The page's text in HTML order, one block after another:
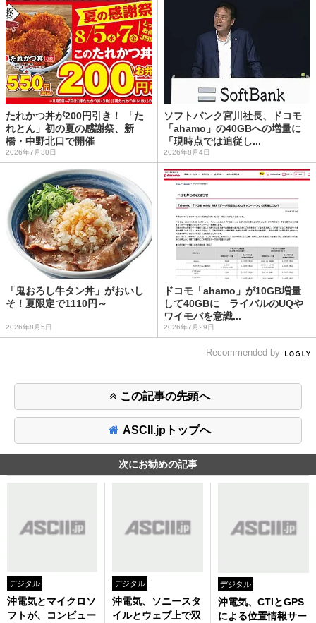
たれかつ丼が200円引き！ 「た
れとん」初の夏の感謝祭、新
橋・中野北口で開催
2026年7月30日
ソフトバンク宮川社長、ドコモ
「ahamo」の40GBへの増量に
「現時点では追従し...
2026年8月4日
「鬼おろし牛タン丼」がおいし
そ！夏限定で1110円～
2026年8月5日
ドコモ「ahamo」が10GB増量
して40GBに ライバルのUQや
ワイモバを意識...
2026年7月29日
Recommended by
この記事の先頭へ
ASCII.jpトップへ
次にお勧めの記事
デジタル
沖電気とマイクロソ
フトが、コンピュー
デジタル
沖電気、ソニースタ
イルとウェブ上で双
デジタル
沖電気、CTIとGPS
による位置情報サー